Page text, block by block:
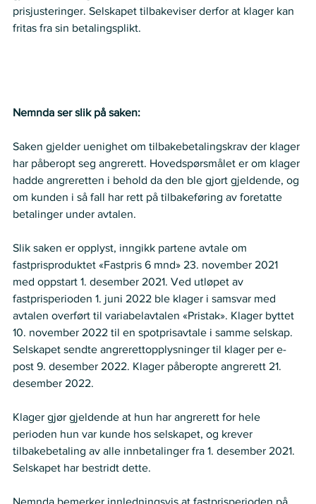
prisjusteringer. Selskapet tilbakeviser derfor at klager kan
fritas fra sin betalingsplikt.
Nemnda ser slik på saken:
Saken gjelder uenighet om tilbakebetalingskrav der klager
har påberopt seg angrerett. Hovedspørsmålet er om klager
hadde angreretten i behold da den ble gjort gjeldende, og
om kunden i så fall har rett på tilbakeføring av foretatte
betalinger under avtalen.
Slik saken er opplyst, inngikk partene avtale om
fastprisproduktet «Fastpris 6 mnd» 23. november 2021
med oppstart 1. desember 2021. Ved utløpet av
fastprisperioden 1. juni 2022 ble klager i samsvar med
avtalen overført til variabelavtalen «Pristak». Klager byttet
10. november 2022 til en spotprisavtale i samme selskap.
Selskapet sendte angrerettopplysninger til klager per e-
post 9. desember 2022. Klager påberopte angrerett 21.
desember 2022.
Klager gjør gjeldende at hun har angrerett for hele
perioden hun var kunde hos selskapet, og krever
tilbakebetaling av alle innbetalinger fra 1. desember 2021.
Selskapet har bestridt dette.